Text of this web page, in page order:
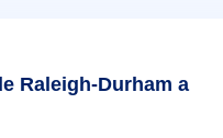
Raleigh-Durham a